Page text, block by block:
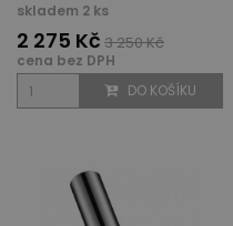
skladem 2 ks
2 275 Kč 3 250 Kč
cena bez DPH
DO KOŠÍKU